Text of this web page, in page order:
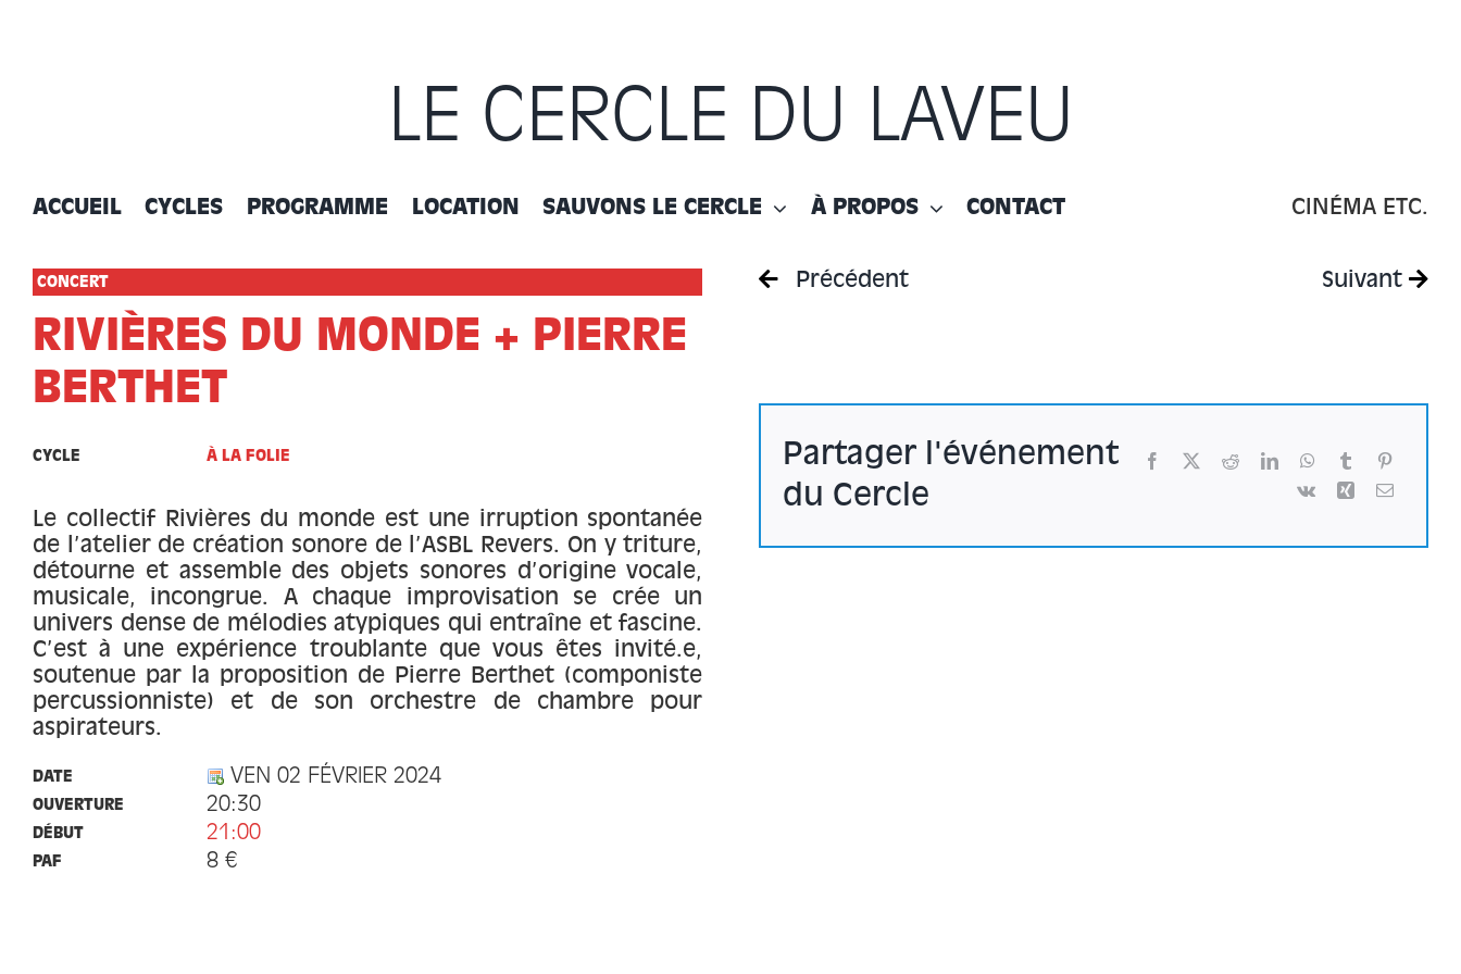
LE CERCLE DU LAVEU
ACCUEIL CYCLES PROGRAMME LOCATION SAUVONS LE CERCLE À PROPOS CONTACT CINÉMA ETC.
CONCERT
RIVIÈRES DU MONDE + PIERRE
BERTHET
CYCLE À LA FOLIE
Le collectif Rivières du monde est une irruption spontanée
de l’atelier de création sonore de l’ASBL Revers. On y triture,
détourne et assemble des objets sonores d’origine vocale,
musicale, incongrue. A chaque improvisation se crée un
univers dense de mélodies atypiques qui entraîne et fascine.
C’est à une expérience troublante que vous êtes invité.e,
soutenue par la proposition de Pierre Berthet (componiste
percussionniste) et de son orchestre de chambre pour
aspirateurs.
DATE VEN 02 FÉVRIER 2024
OUVERTURE 20:30
DÉBUT 21:00
PAF 8 €
Précédent Suivant
Partager l'événement
du Cercle